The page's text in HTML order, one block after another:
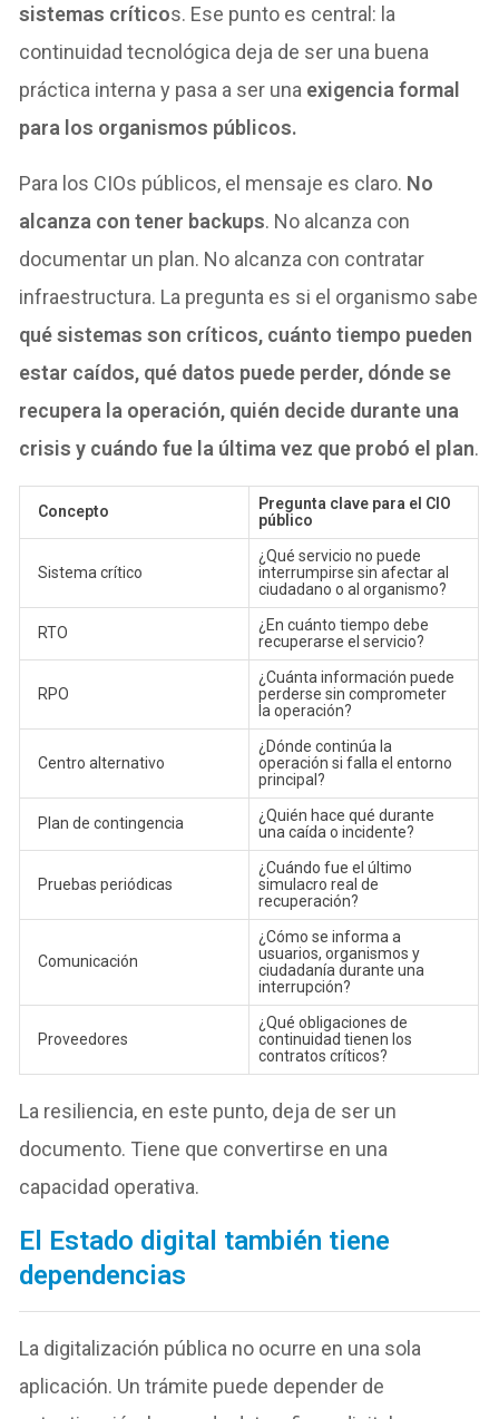
sistemas críticos. Ese punto es central: la
continuidad tecnológica deja de ser una buena
práctica interna y pasa a ser una exigencia formal
para los organismos públicos.
Para los CIOs públicos, el mensaje es claro. No
alcanza con tener backups. No alcanza con
documentar un plan. No alcanza con contratar
infraestructura. La pregunta es si el organismo sabe
qué sistemas son críticos, cuánto tiempo pueden
estar caídos, qué datos puede perder, dónde se
recupera la operación, quién decide durante una
crisis y cuándo fue la última vez que probó el plan.
Concepto
Pregunta clave para el CIO
público
Sistema crítico
¿Qué servicio no puede
interrumpirse sin afectar al
ciudadano o al organismo?
RTO
¿En cuánto tiempo debe
recuperarse el servicio?
RPO
¿Cuánta información puede
perderse sin comprometer
la operación?
Centro alternativo
¿Dónde continúa la
operación si falla el entorno
principal?
Plan de contingencia
¿Quién hace qué durante
una caída o incidente?
Pruebas periódicas
¿Cuándo fue el último
simulacro real de
recuperación?
Comunicación
¿Cómo se informa a
usuarios, organismos y
ciudadanía durante una
interrupción?
Proveedores
¿Qué obligaciones de
continuidad tienen los
contratos críticos?
La resiliencia, en este punto, deja de ser un
documento. Tiene que convertirse en una
capacidad operativa.
El Estado digital también tiene
dependencias
La digitalización pública no ocurre en una sola
aplicación. Un trámite puede depender de